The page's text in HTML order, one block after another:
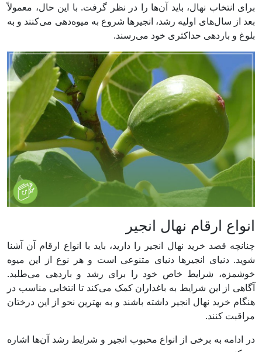
برای انتخاب نهال، باید آن‌ها را در نظر گرفت. با این حال، معمولاً
بعد از سال‌های اولیه رشد، انجیرها شروع به میوه‌دهی می‌کنند و به
بلوغ و باردهی حداکثری خود می‌رسند.
انواع ارقام نهال انجیر
چنانچه قصد خرید نهال انجیر را دارید، باید با انواع ارقام آن آشنا
شوید. دنیای انجیرها دنیای متنوعی است و هر نوع از این میوه
خوشمزه، شرایط خاص خود را برای رشد و باردهی می‌طلبد.
آگاهی از این شرایط به باغداران کمک می‌کند تا انتخابی مناسب در
هنگام خرید نهال انجیر داشته باشند و به بهترین نحو از این درختان
مراقبت کنند.
در ادامه به برخی از انواع محبوب انجیر و شرایط رشد آن‌ها اشاره